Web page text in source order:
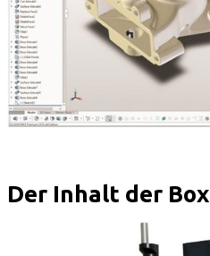
Der Inhalt der Box